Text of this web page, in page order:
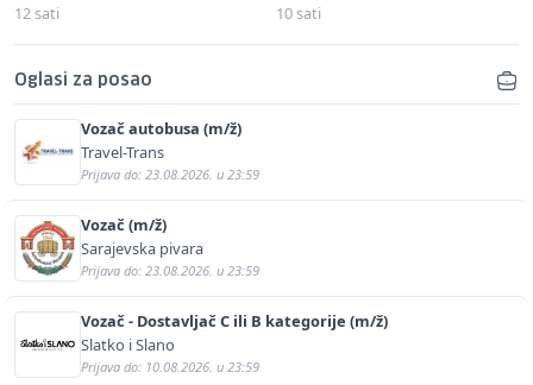
12 sati 10 sati
Oglasi za posao
Vozač autobusa (m/ž)
Travel-Trans
Prijava do: 23.08.2026. u 23:59
Vozač (m/ž)
Sarajevska pivara
Prijava do: 23.08.2026. u 23:59
Vozač - Dostavljač C ili B kategorije (m/ž)
Slatko i Slano
Prijava do: 10.08.2026. u 23:59